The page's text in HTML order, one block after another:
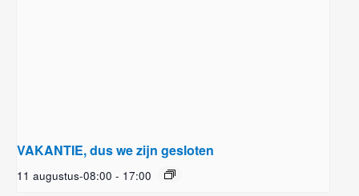
VAKANTIE, dus we zijn gesloten
11 augustus-08:00 - 17:00